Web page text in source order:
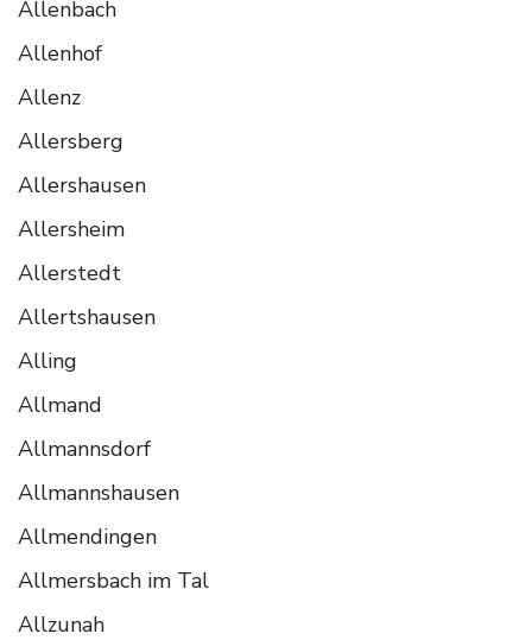
Allenbach
Allenhof
Allenz
Allersberg
Allershausen
Allersheim
Allerstedt
Allertshausen
Alling
Allmand
Allmannsdorf
Allmannshausen
Allmendingen
Allmersbach im Tal
Allzunah